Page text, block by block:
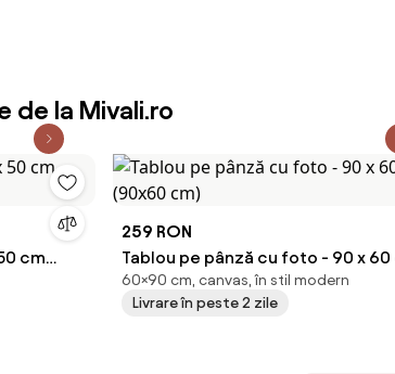
de la Mivali.ro
259 RON
Tablou pe pânză cu foto - 90 x 60 cm
(90x60 cm)
60×90 cm, canvas, în stil modern
Livrare în peste 2 zile